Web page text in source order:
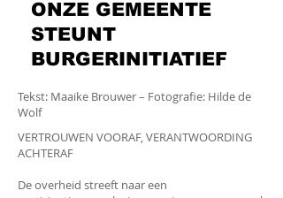
ONZE GEMEENTE
STEUNT
BURGERINITIATIEF
Tekst: Maaike Brouwer – Fotografie: Hilde de
Wolf
VERTROUWEN VOORAF, VERANTWOORDING
ACHTERAF
De overheid streeft naar een